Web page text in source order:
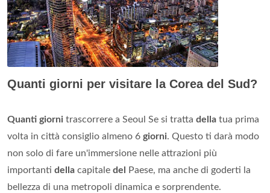
Quanti giorni per visitare la Corea del Sud?
Quanti giorni trascorrere a Seoul Se si tratta della tua prima
volta in città consiglio almeno 6 giorni. Questo ti darà modo
non solo di fare un'immersione nelle attrazioni più
importanti della capitale del
Paese, ma anche di goderti la
bellezza di una metropoli dinamica e sorprendente.